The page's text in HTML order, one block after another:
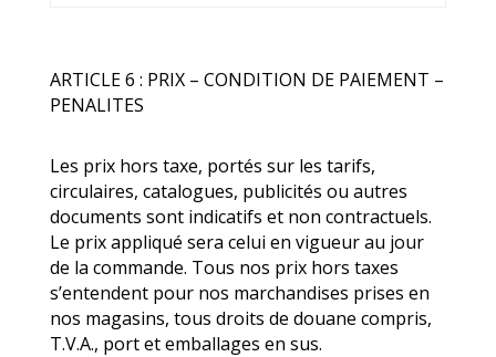
ARTICLE 6 : PRIX – CONDITION DE PAIEMENT –
PENALITES
Les prix hors taxe, portés sur les tarifs,
circulaires, catalogues, publicités ou autres
documents sont indicatifs et non contractuels.
Le prix appliqué sera celui en vigueur au jour
de la commande. Tous nos prix hors taxes
s’entendent pour nos marchandises prises en
nos magasins, tous droits de douane compris,
T.V.A., port et emballages en sus.